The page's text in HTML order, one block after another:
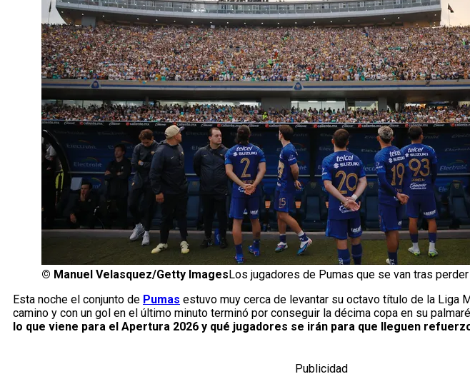
© Manuel Velasquez/Getty Images Los jugadores de Pumas que se van tras
Esta noche el conjunto de Pumas estuvo muy cerca de levantar su octavo título de la Liga
camino y con un gol en el último minuto terminó por conseguir la décima copa en su
lo que viene para el Apertura 2026 y qué jugadores se irán para que lleguen
Publicidad